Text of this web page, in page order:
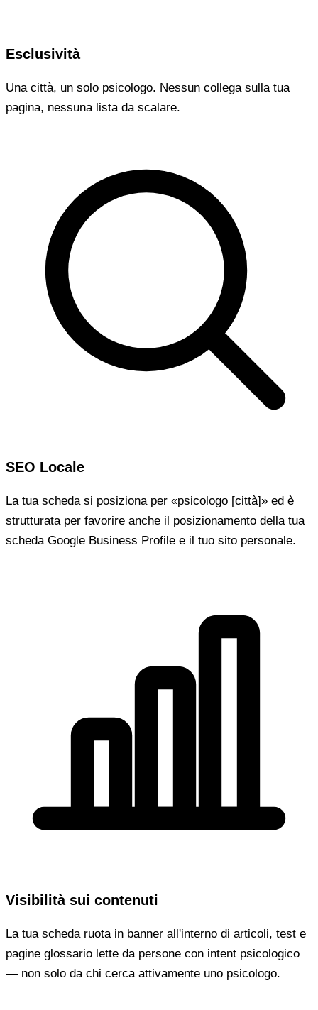
Esclusività
Una città, un solo psicologo. Nessun collega sulla tua
pagina, nessuna lista da scalare.
SEO Locale
La tua scheda si posiziona per «psicologo [città]» ed è
strutturata per favorire anche il posizionamento della tua
scheda Google Business Profile e il tuo sito personale.
Visibilità sui contenuti
La tua scheda ruota in banner all'interno di articoli, test e
pagine glossario lette da persone con intent psicologico
— non solo da chi cerca attivamente uno psicologo.